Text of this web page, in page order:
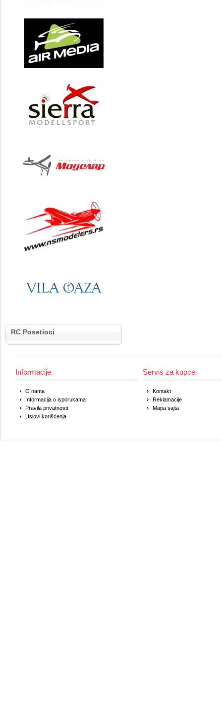
RC Posetioci
Informacije
O nama
Informacija o isporukama
Pravila privatnosti
Uslovi korišćenja
Servis za kupce
Kontakt
Reklamacije
Mapa sajta